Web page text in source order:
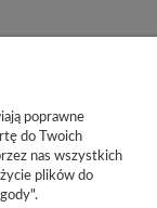
poprawne
do Twoich
nas wszystkich
plików do